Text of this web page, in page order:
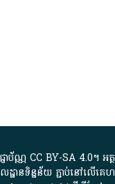
ាប័ណ្ណ​ CC BY-SA 4.0។​ អ
ដ្ឋាន​ទិន្នន័យ ​ភ្ជាប់​នៅ​លើ​